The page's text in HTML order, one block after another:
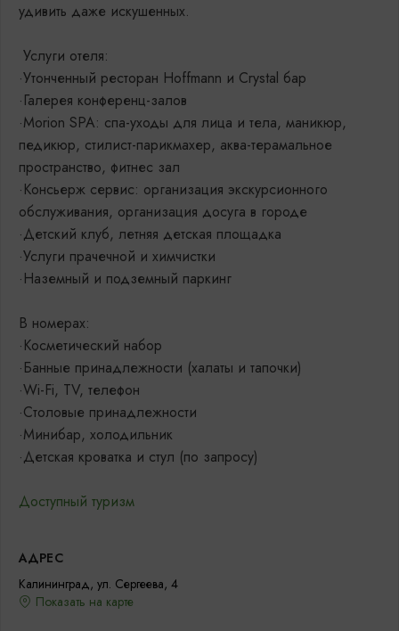
удивить даже искушенных.
Услуги отеля:
·Утонченный ресторан Hoffmann и Crystal бар
·Галерея конференц-залов
·Morion SPA: спа-уходы для лица и тела, маникюр,
педикюр, стилист-парикмахер, аква-терамальное
пространство, фитнес зал
·Консьерж сервис: организация экскурсионного
обслуживания, организация досуга в городе
·Детский клуб, летняя детская площадка
·Услуги прачечной и химчистки
·Наземный и подземный паркинг
В номерах:
·Косметический набор
·Банные принадлежности (халаты и тапочки)
·Wi-Fi, TV, телефон
·Столовые принадлежности
·Минибар, холодильник
·Детская кроватка и стул (по запросу)
Доступный туризм
АДРЕС
Калининград, ул. Сергеева, 4
Показать на карте